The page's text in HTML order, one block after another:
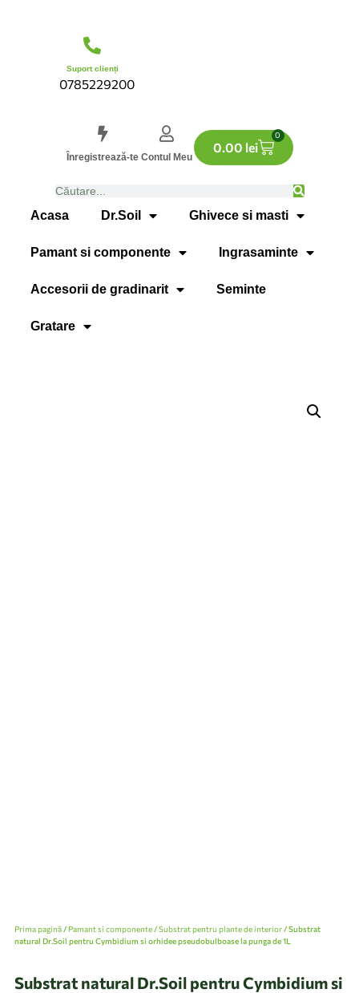
Suport clienți
0785229200
Înregistrează-te Contul Meu
0.00 lei
0
Acasa Dr.Soil Ghivece si masti
Pamant si componente Ingrasaminte
Accesorii de gradinarit Seminte
Gratare
Prima pagină/ Pamant si componente/Substrat pentru plante de interior/ Substrat
natural Dr.Soil pentru Cymbidium si orhidee pseudobulboase la punga de 1L
Substrat natural Dr.Soil pentru Cymbidium si